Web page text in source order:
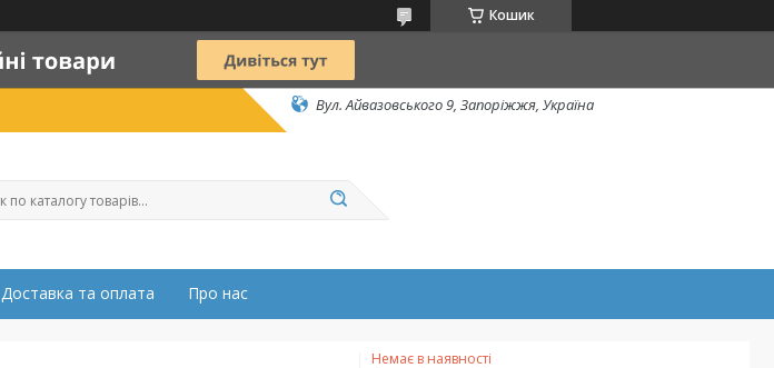
Кошик
Вул. Айвазовського 9, Запоріжжя, Україна
Доставка та оплата Про нас
Немає в наявності